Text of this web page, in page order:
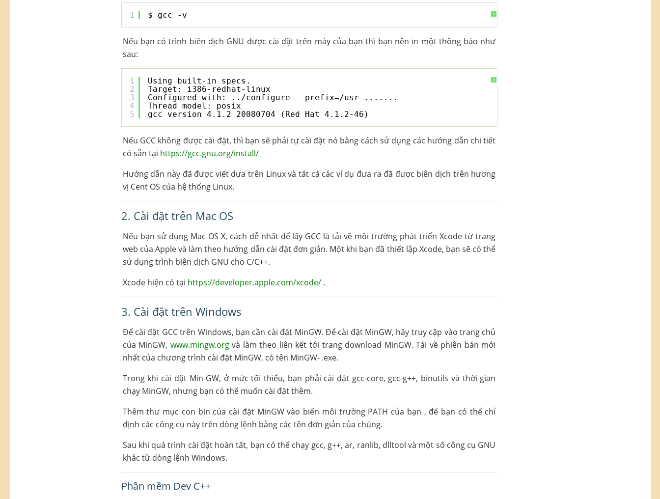
?
1 $ gcc -v
Nếu bạn có trình biên dịch GNU được cài đặt trên máy của bạn thì bạn nên in một thông báo như
sau:
?
1
2
3
4
5
Using built-in specs.
Target: i386-redhat-linux
Configured with: ../configure --prefix=/usr .......
Thread model: posix
gcc version 4.1.2 20080704 (Red Hat 4.1.2-46)
Nếu GCC không được cài đặt, thì bạn sẽ phải tự cài đặt nó bằng cách sử dụng các hướng dẫn chi tiết
có sẵn tại https://gcc.gnu.org/install/
Hướng dẫn này đã được viết dựa trên Linux và tất cả các ví dụ đưa ra đã được biên dịch trên hương
vị Cent OS của hệ thống Linux.
2. Cài đặt trên Mac OS
Nếu bạn sử dụng Mac OS X, cách dễ nhất để lấy GCC là tải về môi trường phát triển Xcode từ trang
web của Apple và làm theo hướng dẫn cài đặt đơn giản. Một khi bạn đã thiết lập Xcode, bạn sẽ có thể
sử dụng trình biên dịch GNU cho C/C++.
Xcode hiện có tại https://developer.apple.com/xcode/ .
3. Cài đặt trên Windows
Để cài đặt GCC trên Windows, bạn cần cài đặt MinGW. Để cài đặt MinGW, hãy truy cập vào trang chủ
của MinGW, www.mingw.orgvà làm theo liên kết tới trang download MinGW. Tải về phiên bản mới
nhất của chương trình cài đặt MinGW, có tên MinGW- .exe.
Trong khi cài đặt Min GW, ở mức tối thiểu, bạn phải cài đặt gcc-core, gcc-g++, binutils và thời gian
chạy MinGW, nhưng bạn có thể muốn cài đặt thêm.
Thêm thư mục con bin của cài đặt MinGW vào biến môi trường PATH của bạn , để bạn có thể chỉ
định các công cụ này trên dòng lệnh bằng các tên đơn giản của chúng.
Sau khi quá trình cài đặt hoàn tất, bạn có thể chạy gcc, g++, ar, ranlib, dlltool và một số công cụ GNU
khác từ dòng lệnh Windows.
Phần mềm Dev C++